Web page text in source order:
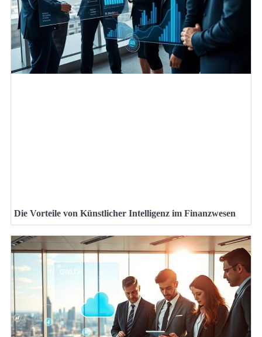
Die Vorteile von Künstlicher Intelligenz im Finanzwesen